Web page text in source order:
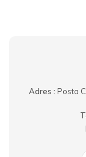
Adres : Posta